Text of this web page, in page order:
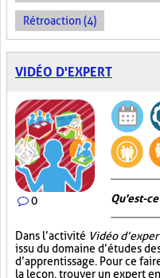
Rétroaction (4)
VIDÉO D'EXPERT
0 Qu'est-
Dans l’activité Vidéo
issu du domaine d’études
d’apprentissage. Pour ce
la leçon, trouver un expert